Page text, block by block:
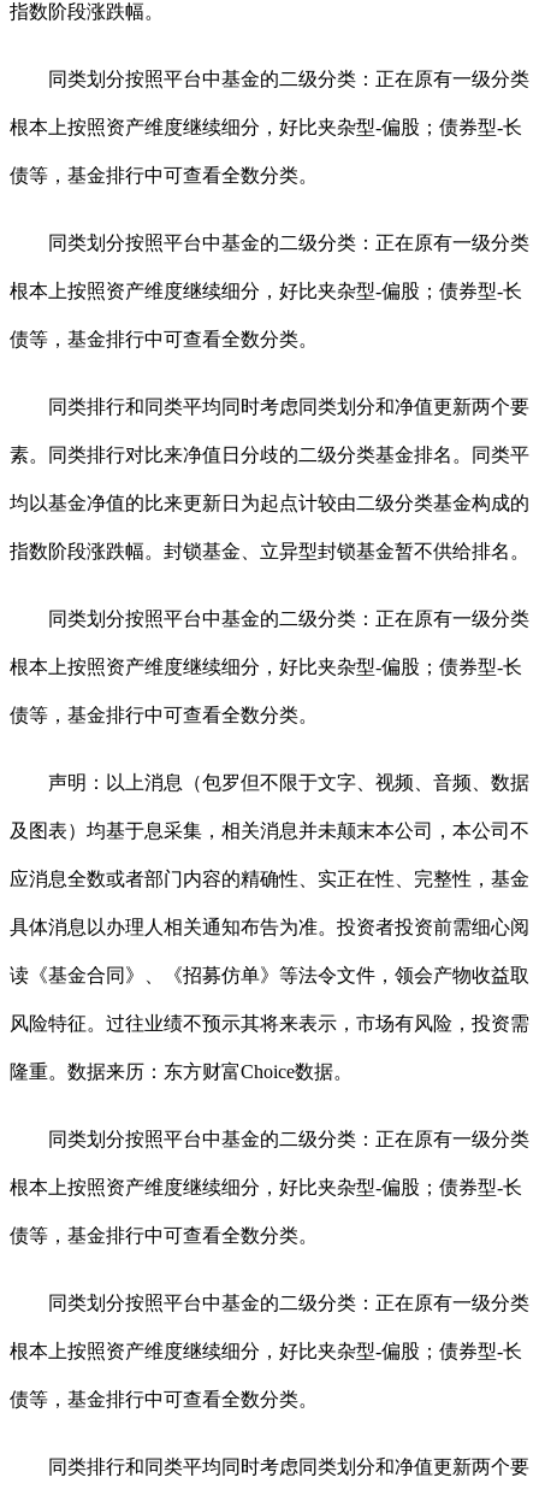
指数阶段涨跌幅。
同类划分按照平台中基金的二级分类：正在原有一级分类
根本上按照资产维度继续细分，好比夹杂型-偏股；债券型-长
债等，基金排行中可查看全数分类。
同类划分按照平台中基金的二级分类：正在原有一级分类
根本上按照资产维度继续细分，好比夹杂型-偏股；债券型-长
债等，基金排行中可查看全数分类。
同类排行和同类平均同时考虑同类划分和净值更新两个要
素。同类排行对比来净值日分歧的二级分类基金排名。同类平
均以基金净值的比来更新日为起点计较由二级分类基金构成的
指数阶段涨跌幅。封锁基金、立异型封锁基金暂不供给排名。
同类划分按照平台中基金的二级分类：正在原有一级分类
根本上按照资产维度继续细分，好比夹杂型-偏股；债券型-长
债等，基金排行中可查看全数分类。
声明：以上消息（包罗但不限于文字、视频、音频、数据
及图表）均基于息采集，相关消息并未颠末本公司，本公司不
应消息全数或者部门内容的精确性、实正在性、完整性，基金
具体消息以办理人相关通知布告为准。投资者投资前需细心阅
读《基金合同》、《招募仿单》等法令文件，领会产物收益取
风险特征。过往业绩不预示其将来表示，市场有风险，投资需
隆重。数据来历：东方财富Choice数据。
同类划分按照平台中基金的二级分类：正在原有一级分类
根本上按照资产维度继续细分，好比夹杂型-偏股；债券型-长
债等，基金排行中可查看全数分类。
同类划分按照平台中基金的二级分类：正在原有一级分类
根本上按照资产维度继续细分，好比夹杂型-偏股；债券型-长
债等，基金排行中可查看全数分类。
同类排行和同类平均同时考虑同类划分和净值更新两个要